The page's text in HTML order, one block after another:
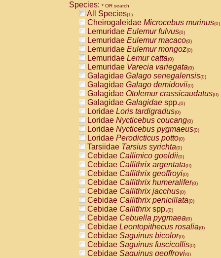
Species: * OR search
All Species(1)
Cheirogaleidae Microcebus murinus(0)
Lemuridae Eulemur fulvus(0)
Lemuridae Eulemur macaco(0)
Lemuridae Eulemur mongoz(0)
Lemuridae Lemur catta(0)
Lemuridae Varecia variegata(0)
Galagidae Galago senegalensis(0)
Galagidae Galago demidovii(0)
Galagidae Otolemur crassicaudatus(0)
Galagidae Galagidae spp.(0)
Loridae Loris tardigradus(0)
Loridae Nycticebus coucang(0)
Loridae Nycticebus pygmaeus(0)
Loridae Perodicticus potto(0)
Tarsiidae Tarsius syrichta(0)
Cebidae Callimico goeldii(0)
Cebidae Callithrix argentata(0)
Cebidae Callithrix geoffroyi(0)
Cebidae Callithrix humeralifer(0)
Cebidae Callithrix jacchus(0)
Cebidae Callithrix penicillata(0)
Cebidae Callithrixspp.(0)
Cebidae Cebuella pygmaea(0)
Cebidae Leontopithecus rosalia(0)
Cebidae Saguinus bicolor(0)
Cebidae Saguinus fuscicollis(0)
Cebidae Saguinus geoffroyi(0)